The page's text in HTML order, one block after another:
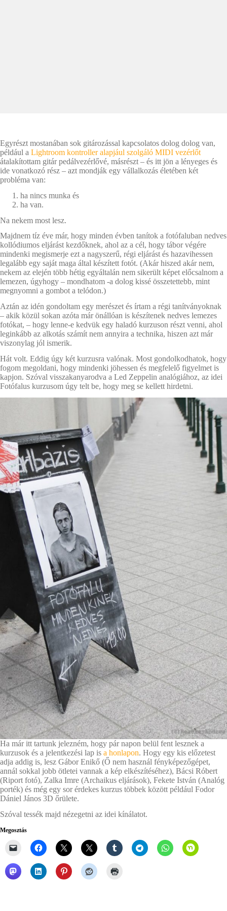
Egyrészt mostanában sok gitározással kapcsolatos dolog dolog van,
például a Lightroom kontroller alapjául szolgáló MIDI vezérlőt
átalakítottam gitár pedálvezérlővé, másrészt – és itt jön a lényeges és
ide vonatkozó rész – azt mondják egy vállalkozás életében két
probléma van:
ha nincs munka és
ha van.
Na nekem most lesz.
Majdnem tíz éve már, hogy minden évben tanítok a fotófaluban nedves
kollódiumos eljárást kezdőknek, ahol az a cél, hogy tábor végére
mindenki megismerje ezt a nagyszerű, régi eljárást és hazavihessen
legalább egy saját maga által készített fotót. (Akár hiszed akár nem,
nekem az elején több hétig egyáltalán nem sikerült képet előcsalnom a
lemezen, úgyhogy – mondhatom -a dolog kissé összetettebb, mint
megnyomni a gombot a telódon.)
Aztán az idén gondoltam egy merészet és írtam a régi tanítványoknak
– akik közül sokan azóta már önállóan is készítenek nedves lemezes
fotókat, – hogy lenne-e kedvük egy haladó kurzuson részt venni, ahol
leginkább az alkotás számít nem annyira a technika, hiszen azt már
viszonylag jól ismerik.
Hát volt. Eddig úgy két kurzusra valónak. Most gondolkodhatok, hogy
fogom megoldani, hogy mindenki jöhessen és megfelelő figyelmet is
kapjon. Szóval visszakanyarodva a Led Zeppelin analógiához, az idei
Fotófalus kurzusom úgy telt be, hogy meg se kellett hirdetni.
Ha már itt tartunk jelezném, hogy pár napon belül fent lesznek a
kurzusok és a jelentkezési lap is a honlapon. Hogy egy kis előzetest
adja addig is, lesz Gábor Enikő (Ő nem használ fényképezőgépet,
annál sokkal jobb ötletei vannak a kép elkészítéséhez), Bácsi Róbert
(Riport fotó), Zalka Imre (Archaikus eljárások), Fekete István (Analóg
porték) és még egy sor érdekes kurzus többek között például Fodor
Dániel János 3D őrülete.
Szóval tessék majd nézegetni az idei kínálatot.
Megosztás